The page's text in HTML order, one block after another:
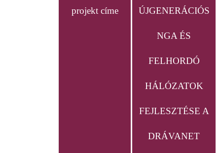
projekt címe ÚJGENERÁCIÓS
NGA ÉS
FELHORDÓ
HÁLÓZATOK
FEJLESZTÉSE A
DRÁVANET